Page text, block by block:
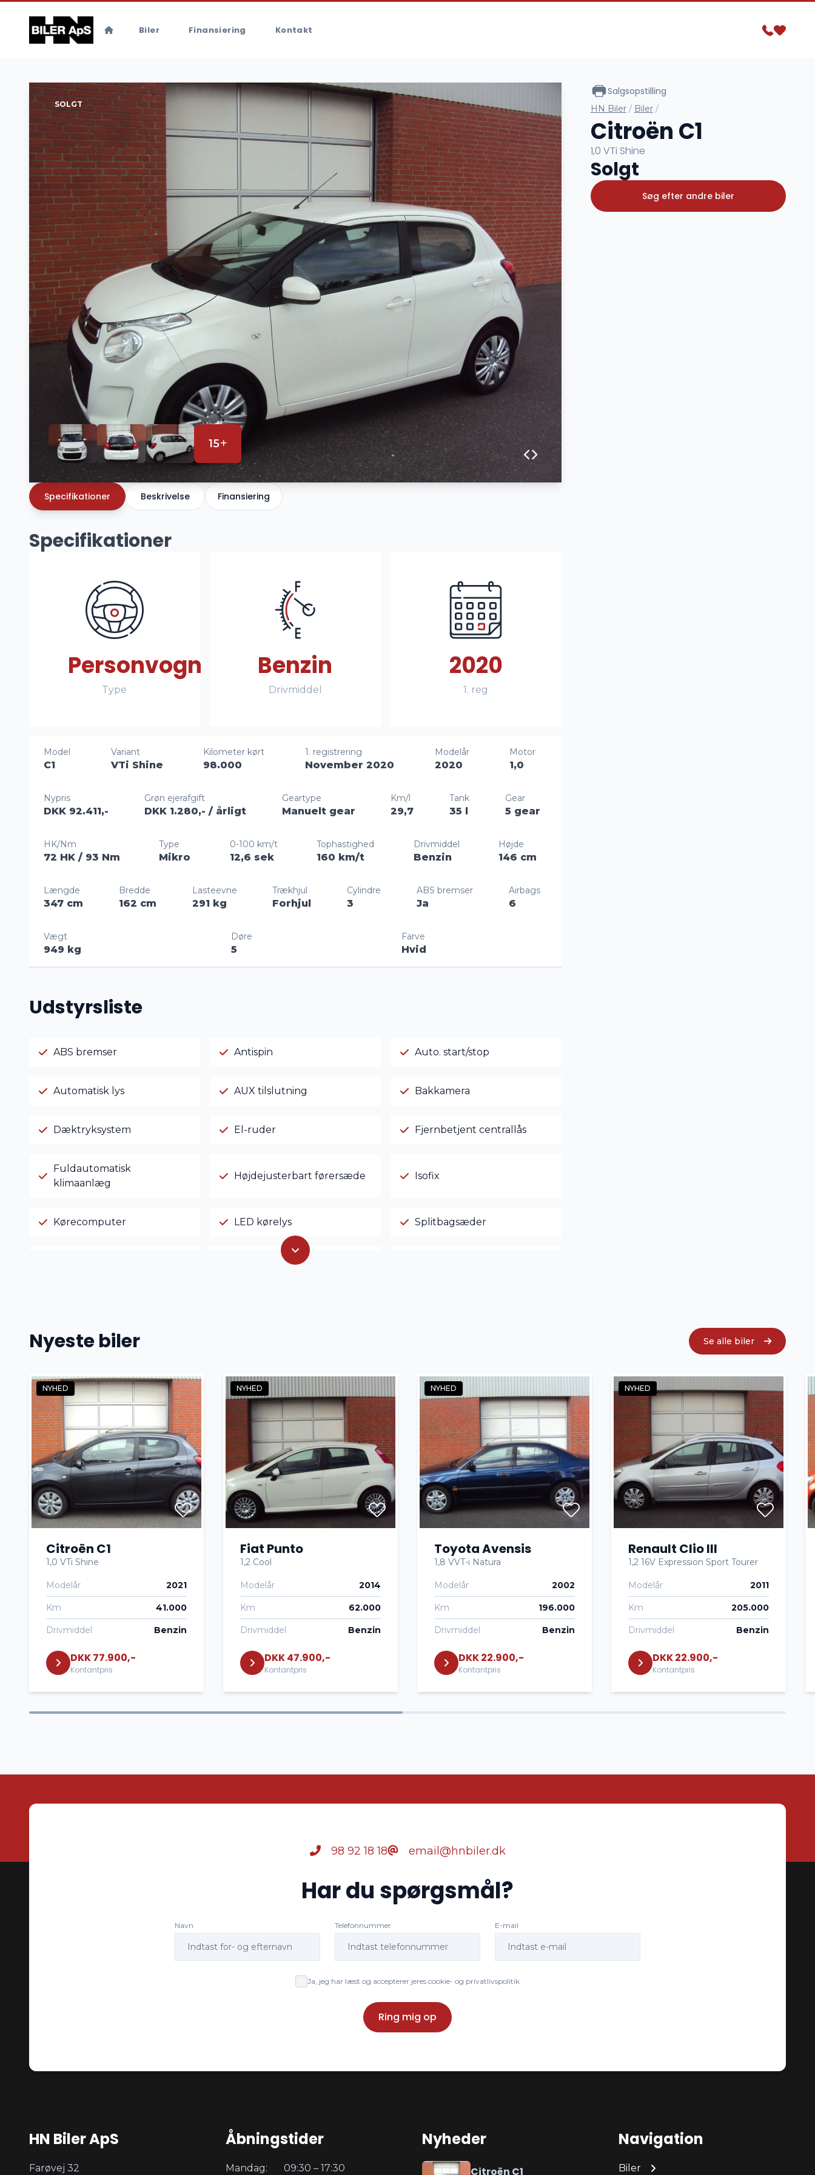
Biler Finansiering Kontakt
SOLGT
15
Specifikationer Beskrivelse Finansiering
Specifikationer
Personvogn
Type
Benzin
Drivmiddel
2020
1. reg
Model
C1
Variant
VTi Shine
Kilometer kørt
98.000
1. registrering
November 2020
Modelår
2020
Motor
1,0
Nypris
DKK 92.411,-
Grøn ejerafgift
DKK 1.280,- / årligt
Geartype
Manuelt gear
Km/l
29,7
Tank
35 l
Gear
5 gear
HK/Nm
72 HK / 93 Nm
Type
Mikro
0-100 km/t
12,6 sek
Tophastighed
160 km/t
Drivmiddel
Benzin
Højde
146 cm
Længde
347 cm
Bredde
162 cm
Lasteevne
291 kg
Trækhjul
Forhjul
Cylindre
3
ABS bremser
Ja
Airbags
6
Vægt
949 kg
Døre
5
Farve
Hvid
Udstyrsliste
ABS bremser Antispin Auto. start/stop
Automatisk lys AUX tilslutning Bakkamera
Dæktryksystem El-ruder Fjernbetjent centrallås
Fuldautomatisk
klimaanlæg
Højdejusterbart førersæde Isofix
Kørecomputer LED kørelys Splitbagsæder
Sædevarme
Salgsopstilling
HN Biler / Biler /
Citroën C1
1,0 VTi Shine
Solgt
Søg efter andre biler
Nyeste biler Se alle biler
NYHED
Citroën C1
1,0 VTi Shine
Modelår 2021
Km 41.000
Drivmiddel Benzin
DKK 77.900,-
Kontantpris
NYHED
Fiat Punto
1,2 Cool
Modelår 2014
Km 62.000
Drivmiddel Benzin
DKK 47.900,-
Kontantpris
NYHED
Toyota Avensis
1,8 VVT-i Natura
Modelår 2002
Km 196.000
Drivmiddel Benzin
DKK 22.900,-
Kontantpris
NYHED
Renault Clio III
1,2 16V Expression Sport Tourer
Modelår 2011
Km 205.000
Drivmiddel Benzin
DKK 22.900,-
Kontantpris
98 92 18 18 email@hnbiler.dk
Har du spørgsmål?
Navn Telefonnummer E-mail
Ja, jeg har læst og accepterer jeres cookie- og privatlivspolitik
Ring mig op
HN Biler ApS
Farøvej 32
Åbningstider
Mandag: 09:30 – 17:30
Nyheder
Citroën C1
Navigation
Biler